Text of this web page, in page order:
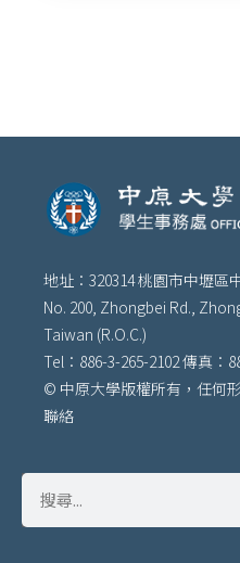
地址：320314 桃園市中壢區
No. 200, Zhongbei Rd.,
Taiwan (R.O.C.)
Tel：886-3-265-2102 傳真：
© 中原大學版權所有，任何
聯絡